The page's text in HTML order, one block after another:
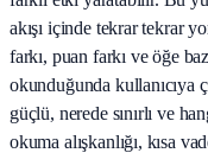
akışı içinde tekrar tekrar
farkı, puan farkı ve öğe
okunduğunda kullanıcıya
güçlü, nerede sınırlı ve
okuma alışkanlığı, kısa